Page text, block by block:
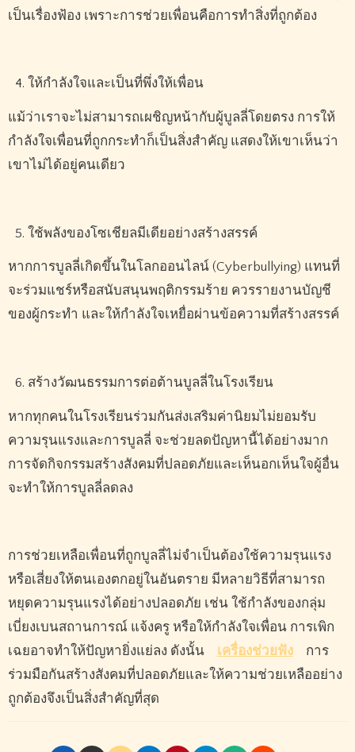
เป็นเรื่องฟ้อง เพราะการช่วยเพื่อนคือการทำสิ่งที่ถูกต้อง
ให้กำลังใจและเป็นที่พึ่งให้เพื่อน
แม้ว่าเราจะไม่สามารถเผชิญหน้ากับผู้บูลลี่โดยตรง การให้
กำลังใจเพื่อนที่ถูกกระทำก็เป็นสิ่งสำคัญ แสดงให้เขาเห็นว่า
เขาไม่ได้อยู่คนเดียว
ใช้พลังของโซเชียลมีเดียอย่างสร้างสรรค์
หากการบูลลี่เกิดขึ้นในโลกออนไลน์ (Cyberbullying) แทนที่
จะร่วมแชร์หรือสนับสนุนพฤติกรรมร้าย ควรรายงานบัญชี
ของผู้กระทำ และให้กำลังใจเหยื่อผ่านข้อความที่สร้างสรรค์
สร้างวัฒนธรรมการต่อต้านบูลลี่ในโรงเรียน
หากทุกคนในโรงเรียนร่วมกันส่งเสริมค่านิยมไม่ยอมรับ
ความรุนแรงและการบูลลี่ จะช่วยลดปัญหานี้ได้อย่างมาก
การจัดกิจกรรมสร้างสังคมที่ปลอดภัยและเห็นอกเห็นใจผู้อื่น
จะทำให้การบูลลี่ลดลง
การช่วยเหลือเพื่อนที่ถูกบูลลี่ไม่จำเป็นต้องใช้ความรุนแรง
หรือเสี่ยงให้ตนเองตกอยู่ในอันตราย มีหลายวิธีที่สามารถ
หยุดความรุนแรงได้อย่างปลอดภัย เช่น ใช้กำลังของกลุ่ม
เบี่ยงเบนสถานการณ์ แจ้งครู หรือให้กำลังใจเพื่อน การเพิก
เฉยอาจทำให้ปัญหายิ่งแย่ลง ดังนั้น เครื่องช่วยฟังการ
ร่วมมือกันสร้างสังคมที่ปลอดภัยและให้ความช่วยเหลืออย่าง
ถูกต้องจึงเป็นสิ่งสำคัญที่สุด